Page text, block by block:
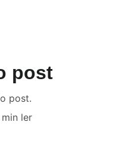
post
post.
min ler